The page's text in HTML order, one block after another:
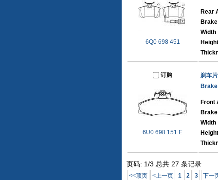
6Q0 698 451
Rear
Width
Height
订购
6U0 698 151 E
刹车片
Front
Width
Height
页码: 1/3 总共 27 条记录
<<顶页 <上一页 1 2 3 下一